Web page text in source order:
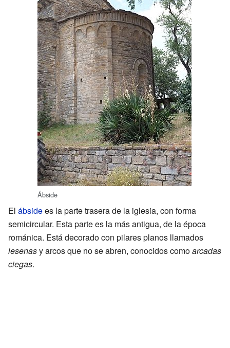
Ábside
El ábsidees la parte trasera de la iglesia, con forma
semicircular. Esta parte es la más antigua, de la época
románica. Está decorado con pilares planos llamados
lesenasy arcos que no se abren, conocidos comoarcadas
ciegas.